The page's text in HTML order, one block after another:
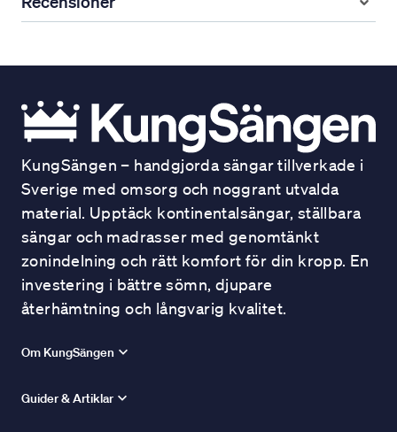
KungSängen – handgjorda sängar tillverkade i
Sverige med omsorg och noggrant utvalda
material. Upptäck kontinentalsängar, ställbara
sängar och madrasser med genomtänkt
zonindelning och rätt komfort för din kropp. En
investering i bättre sömn, djupare
återhämtning och långvarig kvalitet.
Om KungSängen
Guider & Artiklar